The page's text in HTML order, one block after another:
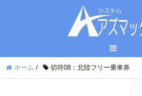
ホーム / 切符08：北陸フリー乗車券